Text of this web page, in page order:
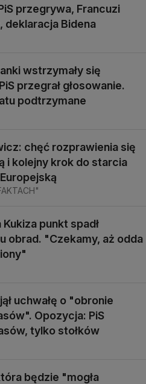
przegrywa, Francuzi
deklaracja Bidena
wstrzymały się
przegrał głosowanie.
podtrzymane
chęć rozprawienia się
i kolejny krok do starcia
Kukiza punkt spadł
obrad. "Czekamy, aż odda
uchwałę o "obronie
Opozycja: PiS
tylko stołków
będzie "mogła